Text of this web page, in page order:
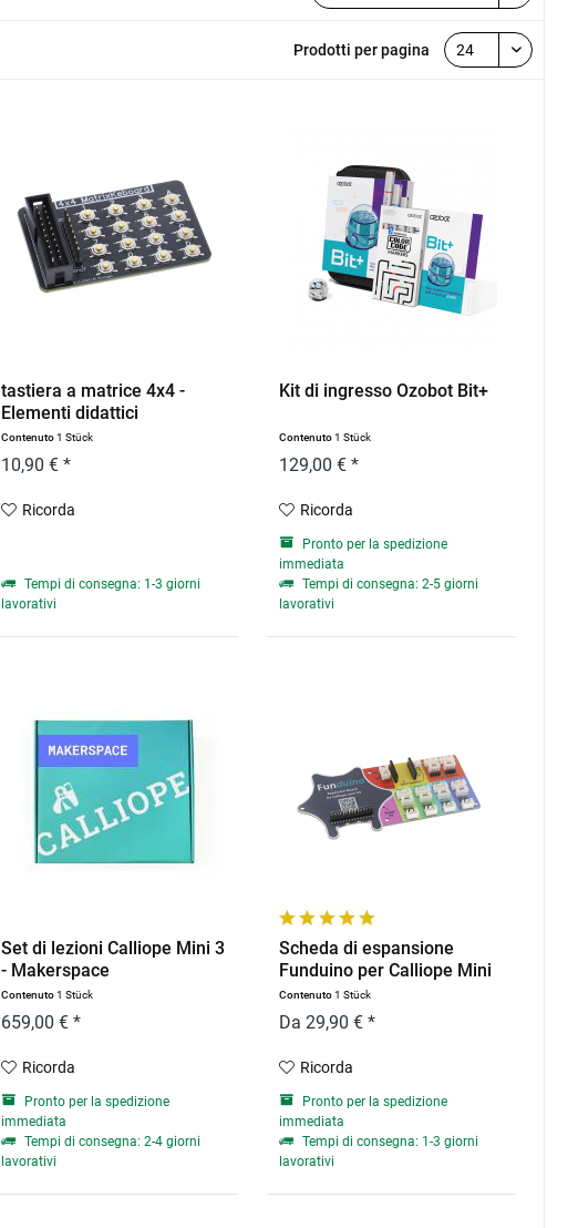
Prodotti per pagina
tastiera a matrice 4x4 -
Elementi didattici
Contenuto1 Stück
10,90 € *
Ricorda
Tempi di consegna: 1-3 giorni
lavorativi
Kit di ingresso Ozobot Bit+
Contenuto1 Stück
129,00 € *
Ricorda
Pronto per la spedizione
immediata
Tempi di consegna: 2-5 giorni
lavorativi
Set di lezioni Calliope Mini 3
- Makerspace
Contenuto1 Stück
659,00 € *
Ricorda
Pronto per la spedizione
immediata
Tempi di consegna: 2-4 giorni
lavorativi
Scheda di espansione
Funduino per Calliope Mini
V3
Contenuto1 Stück
Da 29,90 € *
Ricorda
Pronto per la spedizione
immediata
Tempi di consegna: 1-3 giorni
lavorativi